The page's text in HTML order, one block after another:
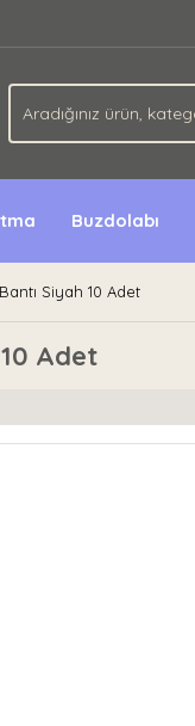
Buzdolabı
Siyah 10 Adet
Adet